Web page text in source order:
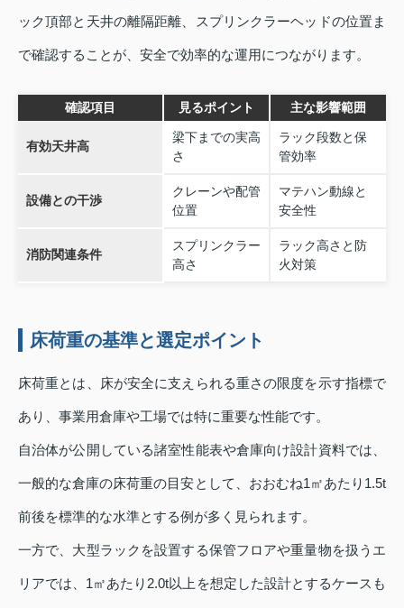
ック頂部と天井の離隔距離、スプリンクラーヘッドの位置ま
で確認することが、安全で効率的な運用につながります。
確認項目 見るポイント 主な影響範囲
有効天井高
梁下までの実高
さ
ラック段数と保
管効率
設備との干渉
クレーンや配管
位置
マテハン動線と
安全性
消防関連条件
スプリンクラー
高さ
ラック高さと防
火対策
床荷重の基準と選定ポイント
床荷重とは、床が安全に支えられる重さの限度を示す指標で
あり、事業用倉庫や工場では特に重要な性能です。
自治体が公開している諸室性能表や倉庫向け設計資料では、
一般的な倉庫の床荷重の目安として、おおむね1㎡あたり1.5t
前後を標準的な水準とする例が多く見られます。
一方で、大型ラックを設置する保管フロアや重量物を扱うエ
リアでは、1㎡あたり2.0t以上を想定した設計とするケースも